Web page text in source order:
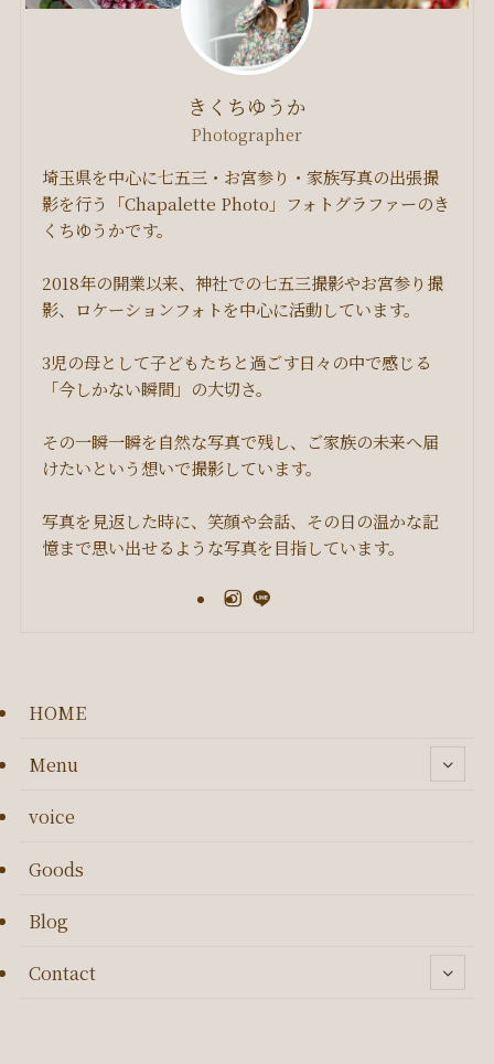
きくちゆうか
Photographer
埼玉県を中心に七五三・お宮参り・家族写真の出張撮
影を行う「Chapalette Photo」フォトグラファーのき
くちゆうかです。
2018年の開業以来、神社での七五三撮影やお宮参り撮
影、ロケーションフォトを中心に活動しています。
3児の母として子どもたちと過ごす日々の中で感じる
「今しかない瞬間」の大切さ。
その一瞬一瞬を自然な写真で残し、ご家族の未来へ届
けたいという想いで撮影しています。
写真を見返した時に、笑顔や会話、その日の温かな記
憶まで思い出せるような写真を目指しています。
HOME
Menu
voice
Goods
Blog
Contact